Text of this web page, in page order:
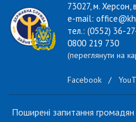
73027, м. Херсон,
e-mail:
тел.: (0552) 36-
0800 219 730
(переглянути на
Facebook /
Поширені запитання громадян